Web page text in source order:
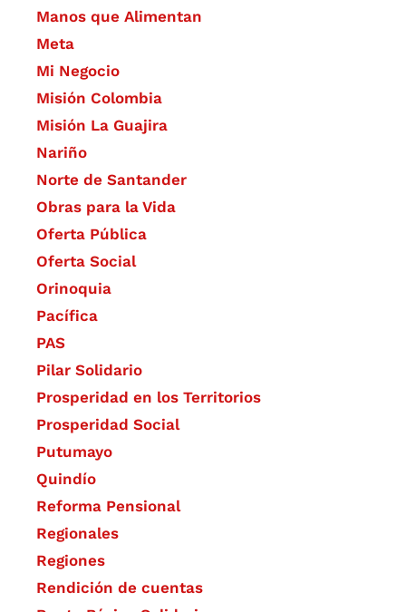
Manos que Alimentan
Meta
Mi Negocio
Misión Colombia
Misión La Guajira
Nariño
Norte de Santander
Obras para la Vida
Oferta Pública
Oferta Social​​
Orinoquia
Pacífica
PAS
Pilar Solidario
Prosperidad en los Territorios
Prosperidad Social
Putumayo
Quindío
Reforma Pensional
Regionales
Regiones
Rendición de cuentas